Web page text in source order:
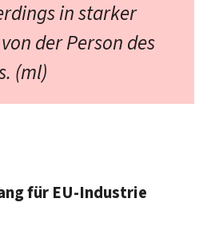
in starker
der Person des
(ml)
für EU-Industrie